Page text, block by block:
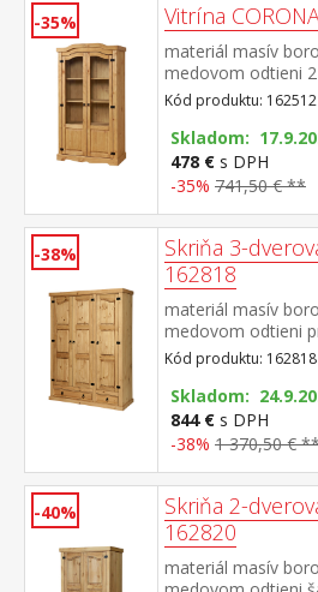
-35% Vitrína
materiál masív
medovom odtieni
dvierka, kovové
zostavy Corona
Kód produktu: 162512
Skladom:
478 € s DPH
-35% 741,50 € **
-38%
Skriňa 3-
162818
materiál masív
medovom odtieni
2:1 širšia časť
časť 3 police v
malá zásuvka,
úchytky
16952 súčasť
Kód produktu: 162818
Skladom:
844 € s DPH
-38% 1 370,50 €
-40%
Skriňa 2-
162820
materiál masív